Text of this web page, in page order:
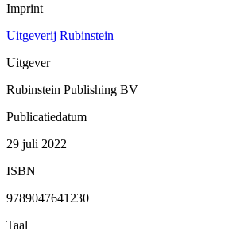
Imprint
Uitgeverij Rubinstein
Uitgever
Rubinstein Publishing BV
Publicatiedatum
29 juli 2022
ISBN
9789047641230
Taal